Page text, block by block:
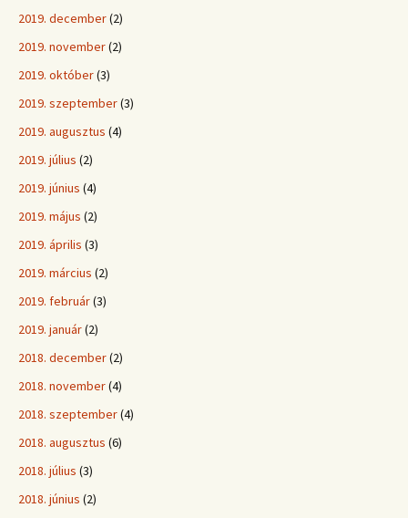
2019. december(2)
2019. november(2)
2019. október(3)
2019. szeptember(3)
2019. augusztus (4)
2019. július (2)
2019. június (4)
2019. május (2)
2019. április (3)
2019. március (2)
2019. február(3)
2019. január(2)
2018. december(2)
2018. november(4)
2018. szeptember(4)
2018. augusztus (6)
2018. július (3)
2018. június (2)